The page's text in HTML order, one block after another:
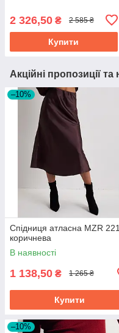
2 326,50 ₴ 2 585 ₴
Купити
Акційні пропозиції
–10%
Спідниця атласна MZR
коричнева
В наявності
1 138,50 ₴ 1 265 ₴
Купити
–10%